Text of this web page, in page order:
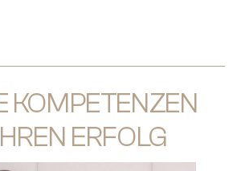
KOMPETENZEN
ERFOLG